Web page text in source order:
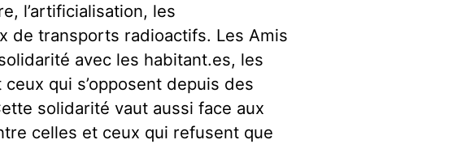
l’artificialisation, les
de transports radioactifs. Les Amis
avec les habitant.es, les
qui s’opposent depuis des
solidarité vaut aussi face aux
celles et ceux qui refusent que